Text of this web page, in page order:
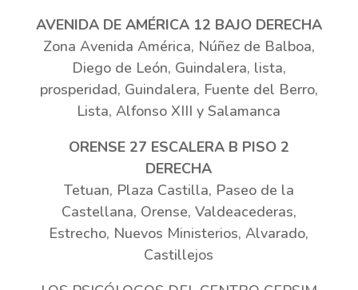
AVENIDA DE AMÉRICA 12 BAJO DERECHA
Zona Avenida América, Núñez de Balboa,
Diego de León, Guindalera, lista,
prosperidad, Guindalera, Fuente del Berro,
Lista, Alfonso XIII y Salamanca
ORENSE 27 ESCALERA B PISO 2
DERECHA
Tetuan, Plaza Castilla, Paseo de la
Castellana, Orense, Valdeacederas,
Estrecho, Nuevos Ministerios, Alvarado,
Castillejos